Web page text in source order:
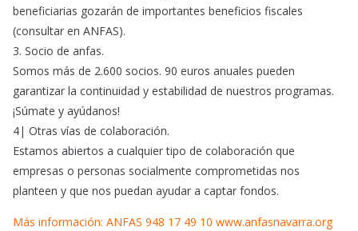
beneficiarias gozarán de importantes beneficios fiscales
(consultar en ANFAS).
3. Socio de anfas.
Somos más de 2.600 socios. 90 euros anuales pueden
garantizar la continuidad y estabilidad de nuestros programas.
¡Súmate y ayúdanos!
4| Otras vías de colaboración.
Estamos abiertos a cualquier tipo de colaboración que
empresas o personas socialmente comprometidas nos
planteen y que nos puedan ayudar a captar fondos.
Más información: ANFAS 948 17 49 10 www.anfasnavarra.org